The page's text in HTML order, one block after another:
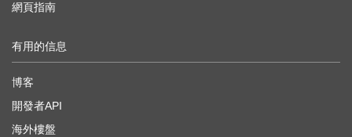
網頁指南
有用的信息
博客
開發者API
海外樓盤